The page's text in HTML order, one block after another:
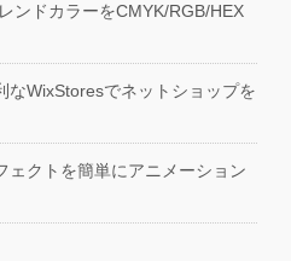
ンドカラーをCMYK/RGB/HEX
なWixStoresでネットショップを
ェクトを簡単にアニメーション